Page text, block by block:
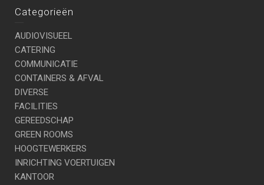
Categorieën
AUDIOVISUEEL
CATERING
COMMUNICATIE
CONTAINERS & AFVAL
DIVERSE
FACILITIES
GEREEDSCHAP
GREEN ROOMS
HOOGTEWERKERS
INRICHTING VOERTUIGEN
KANTOOR